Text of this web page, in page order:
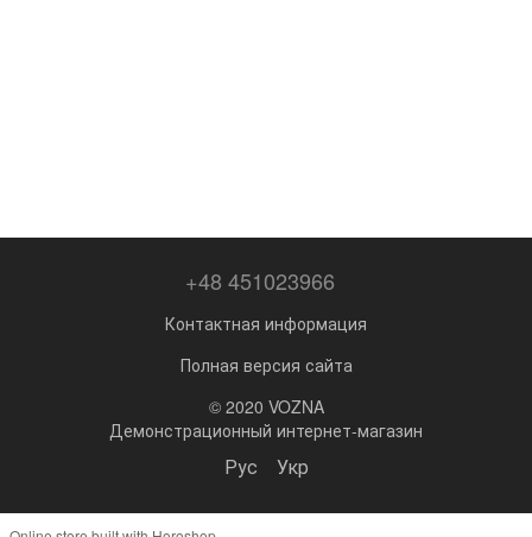
+48 451023966
Контактная информация
Полная версия сайта
© 2020 VOZNA
Демонстрационный интернет-магазин
Рус Укр